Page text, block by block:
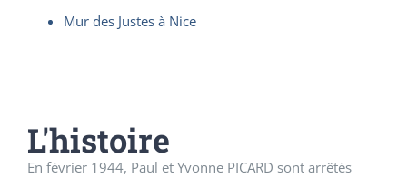
Mur des Justes à Nice
L'histoire
En février 1944, Paul et Yvonne PICARD sont arrêtés